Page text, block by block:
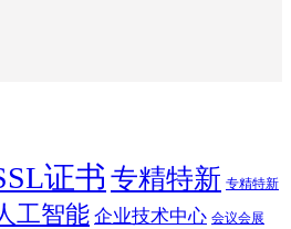
证书 专精特新 专精特新
工智能 企业技术中心 会议会展